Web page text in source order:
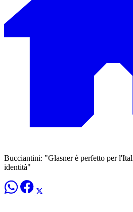
Bucciantini: "Glasner è perfetto per
identità"